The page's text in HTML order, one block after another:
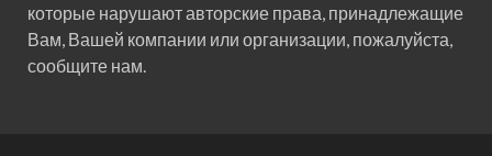
которые нарушают авторские права, принадлежащие
Вам, Вашей компании или организации, пожалуйста,
сообщите нам.